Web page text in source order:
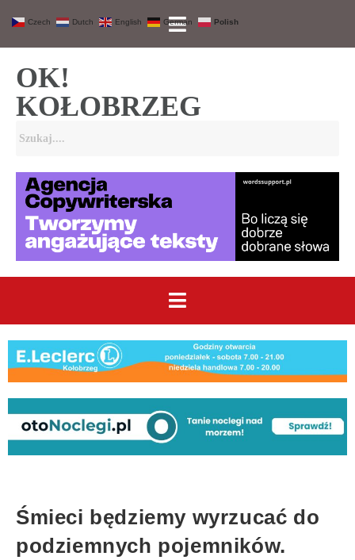
OK!
KOŁOBRZEG
Śmieci będziemy wyrzucać do
podziemnych pojemników.
Czech Dutch English German Polish